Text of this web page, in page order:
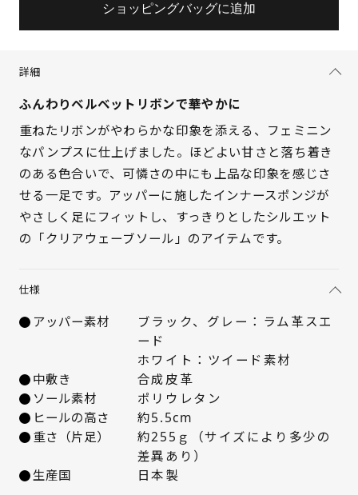
サイズを選択してください
22cm
△ 残りわずか
23cm × 在庫なし
23.5cm △ 残りわずか
△ 残りわずか
ショッピングバッグに追加
詳細
ふんわりベルベットリボンで華やかに
重ねたリボンがやわらかな印象を添える、フェミニン
なパンプスに仕上げました。ほどよい甘さと落ち着き
のある色合いで、可憐さの中にも上品な印象を感じさ
せる一足です。アッパーに施したインナースポンジが
やさしく足にフィットし、すっきりとしたシルエット
の「クリアウェーブソール」のアイテムです。
仕様
アッパー素材
ブラック、グレー：ラム革スエ
ード
ホワイト：ツイード素材
中敷き
合成皮革
ソール素材
ポリウレタン
ヒールの高さ
約5.5cm
重さ（片足）
約255ｇ（サイズにより多少の
差異あり）
生産国
日本製